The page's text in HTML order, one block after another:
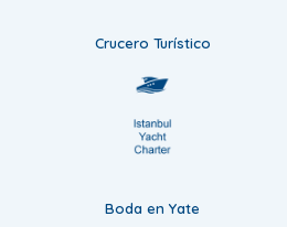
Crucero Turístico
Boda en Yate